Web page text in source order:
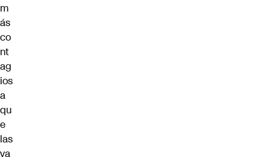
m
ás
co
nt
ag
ios
a
qu
e
las
va